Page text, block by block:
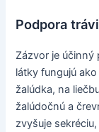
Podpora
Zázvor je
látky fungujú
žalúdka, na
žalúdočnú a
zvyšuje